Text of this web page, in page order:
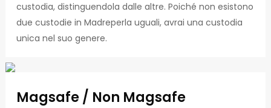
custodia, distinguendola dalle altre. Poiché non esistono
due custodie in Madreperla uguali, avrai una custodia
unica nel suo genere.
Magsafe / Non Magsafe